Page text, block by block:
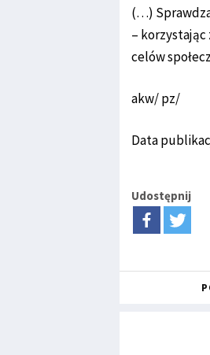
(…)
–
celów
akw/ pz/
Data
Udostępnij